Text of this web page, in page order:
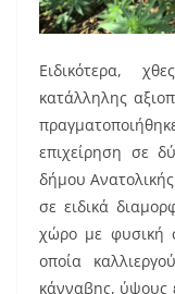
Ειδικότερα,
κατάλληλης
επιχείρηση σε
δήμου
σε ειδικά
χώρο με φυσική
οποία
κάνναβης, ύψους